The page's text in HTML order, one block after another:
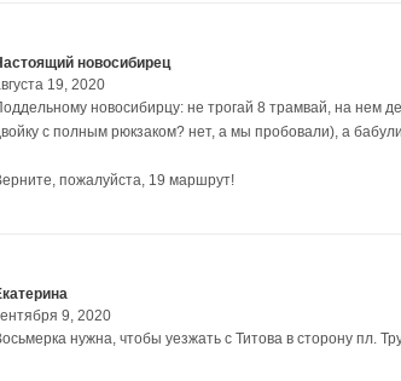
новосибирец
19, 2020
новосибирцу: не трогай 8 трамвай, на нем
с полным рюкзаком? нет, а мы пробовали), а
пожалуйста, 19 маршрут!
9, 2020
нужна, чтобы уезжать с Титова в сторону пл.